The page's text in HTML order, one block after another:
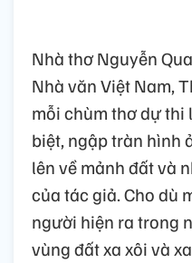
Nhà thơ Nguyễn
Nhà văn Việt Nam,
mỗi chùm thơ dự thi
biệt, ngập tràn hình
lên về mảnh đất và
của tác giả. Cho dù
người hiện ra trong
vùng đất xa xôi và